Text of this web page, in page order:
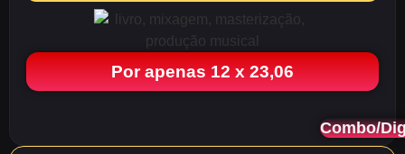
Por apenas 12 x 23,06
Combo/